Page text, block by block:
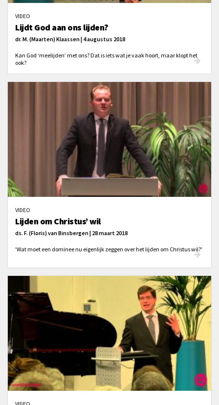
VIDEO
Lijdt God aan ons lijden?
dr. M. (Maarten) Klaassen | 4 augustus 2018
Kan God ‘meelijden’ met ons? Dat is iets wat je vaak hoort, maar klopt het
ook?
VIDEO
Lijden om Christus’ wil
ds. F. (Floris) van Binsbergen | 28 maart 2018
'Wat moet een dominee nu eigenlijk zeggen over het lijden om Christus wil?'